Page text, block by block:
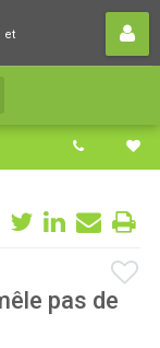
et
agricole et
pas de